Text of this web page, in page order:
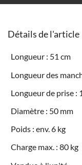
Détails de l'article
Longueur : 51 cm
Longueur des
Longueur de prise :
Diamètre : 50 mm
Poids : env. 6 kg
Charge max. : 80 kg